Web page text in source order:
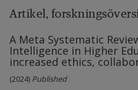
Artikel,
A Meta Systematic
Intelligence in Higher
increased ethics,
(2024) Published